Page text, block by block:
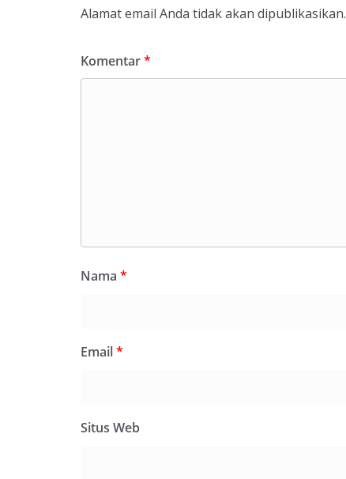
Alamat email Anda tidak akan dipublikasikan.
Komentar*
Nama *
Email*
Situs Web